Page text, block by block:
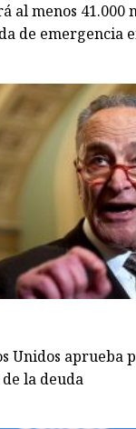
al menos 41.000
de emergencia
Unidos aprueba
la deuda